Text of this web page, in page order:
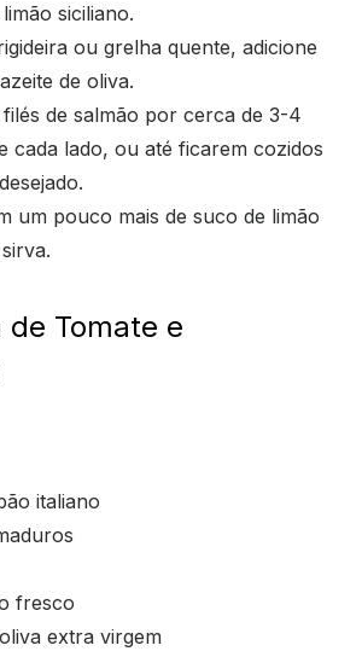
siciliano.
ou grelha quente, adicione
de oliva.
de salmão por cerca de 3-4
cada lado, ou até ficarem cozidos
um pouco mais de suco de limão
Tomate e
italiano
fresco
extra virgem